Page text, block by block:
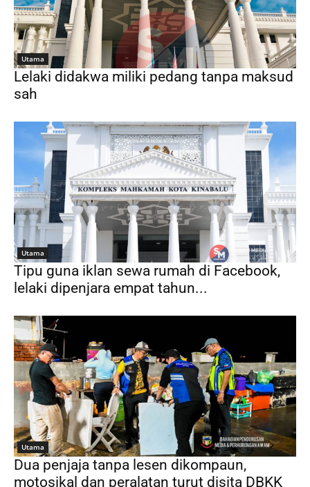
Utama
Lelaki didakwa miliki pedang tanpa maksud
sah
Utama
Tipu guna iklan sewa rumah di Facebook,
lelaki dipenjara empat tahun...
Utama
Dua penjaja tanpa lesen dikompaun,
motosikal dan peralatan turut disita DBKK